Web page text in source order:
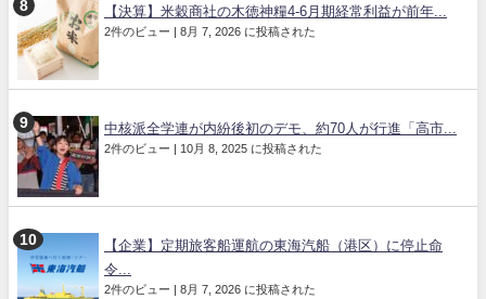
【決算】米穀商社の木徳神糧4-6月期経常利益が前年...
2件のビュー | 8月 7, 2026 に投稿された
中核派全学連が内紛後初のデモ、約70人が行進「高市...
2件のビュー | 10月 8, 2025 に投稿された
【企業】定期旅客船運航の東海汽船（港区）に停止命
令...
2件のビュー | 8月 7, 2026 に投稿された